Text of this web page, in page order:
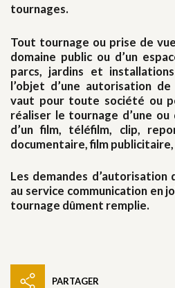
tournages.
Tout tournage ou prise de
domaine public ou d’un
parcs, jardins et
l’objet d’une autorisation
vaut pour toute société ou
réaliser le tournage d’une ou
d’un film, téléfilm, clip,
documentaire, film
Les demandes
au service communication en
tournage dûment remplie.
PARTAGER